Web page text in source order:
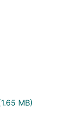
MB)